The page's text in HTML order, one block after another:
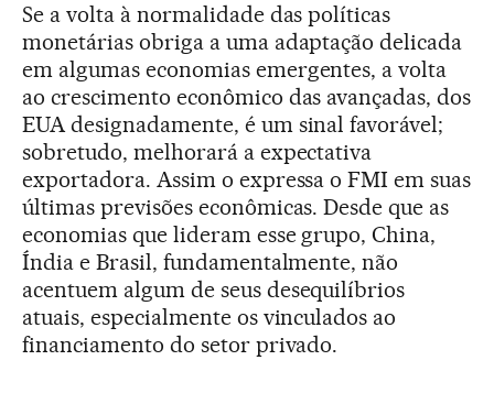
Se a volta à normalidade das políticas
monetárias obriga a uma adaptação delicada
em algumas economias emergentes, a volta
ao crescimento econômico das avançadas, dos
EUA designadamente, é um sinal favorável;
sobretudo, melhorará a expectativa
exportadora. Assim o expressa o FMI em suas
últimas previsões econômicas. Desde que as
economias que lideram esse grupo, China,
Índia e Brasil, fundamentalmente, não
acentuem algum de seus desequilíbrios
atuais, especialmente os vinculados ao
financiamento do setor privado.